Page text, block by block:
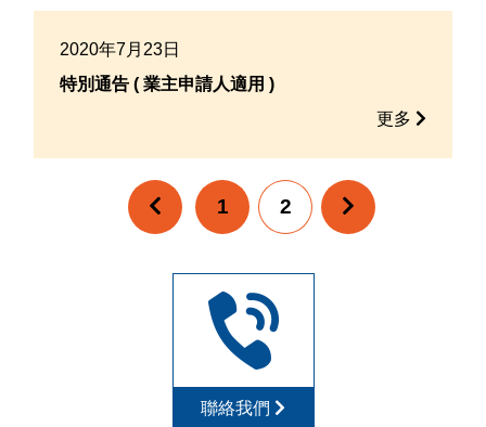
2020年7月23日
特別通告 ( 業主申請人適用 )
更多
1 2
聯絡我們